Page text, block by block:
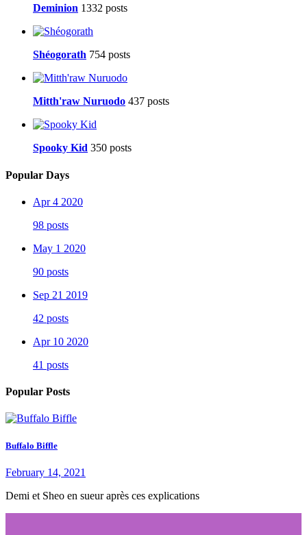
Deminion 1332 posts
Shéogorath 754 posts
Mitth'raw Nuruodo 437 posts
Spooky Kid 350 posts
Popular Days
Apr 4 2020
98 posts
May 1 2020
90 posts
Sep 21 2019
42 posts
Apr 10 2020
41 posts
Popular Posts
Buffalo Biffle
February 14, 2021
Demi et Sheo en sueur après ces explications